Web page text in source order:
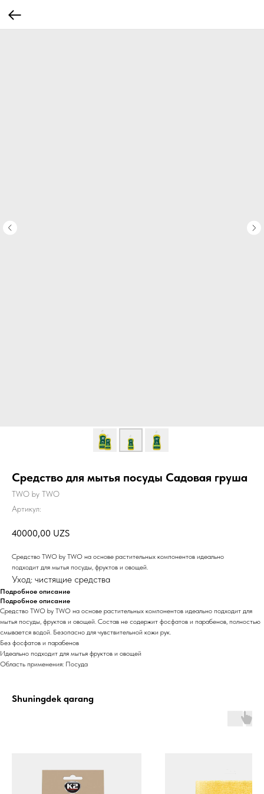
Средство для мытья посуды Садовая груша
TWO by TWO
Артикул:
40000,00 UZS
Средство TWO by TWO на основе растительных компонентов идеально
подходит для мытья посуды, фруктов и овощей.
Уход: чистящие средства
Подробное описание
Подробное описание
Средство TWO by TWO на основе растительных компонентов идеально подходит для
мытья посуды, фруктов и овощей. Состав не содержит фосфатов и парабенов, полностью
смывается водой. Безопасно для чувствительной кожи рук.
Без фосфатов и парабенов
Идеально подходит для мытья фруктов и овощей
Область применения: Посуда
Shuningdek qarang